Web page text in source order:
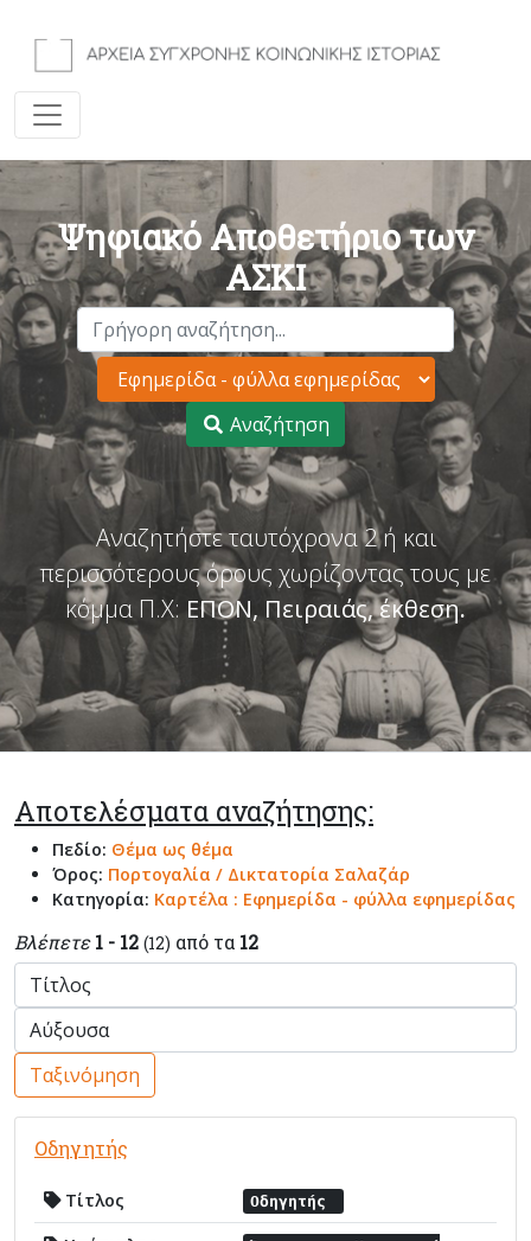
Ψηφιακό Αποθετήριο των
ΑΣΚΙ
Αναζήτηση
Αναζητήστε ταυτόχρονα 2 ή και
περισσότερους όρους χωρίζοντας τους με
κόμμα Π.Χ: ΕΠΟΝ, Πειραιάς, έκθεση.
Αποτελέσματα αναζήτησης:
Πεδίο: Θέμα ως θέμα
Όρος: Πορτογαλία / Δικτατορία Σαλαζάρ
Κατηγορία: Καρτέλα : Εφημερίδα - φύλλα εφημερίδας
Βλέπετε 1 - 12 (12) από τα 12
Ταξινόμηση
Οδηγητής
Τίτλος Οδηγητής